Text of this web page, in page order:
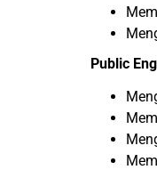
Public